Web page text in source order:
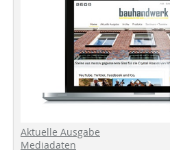
Aktuelle Ausgabe
Mediadaten